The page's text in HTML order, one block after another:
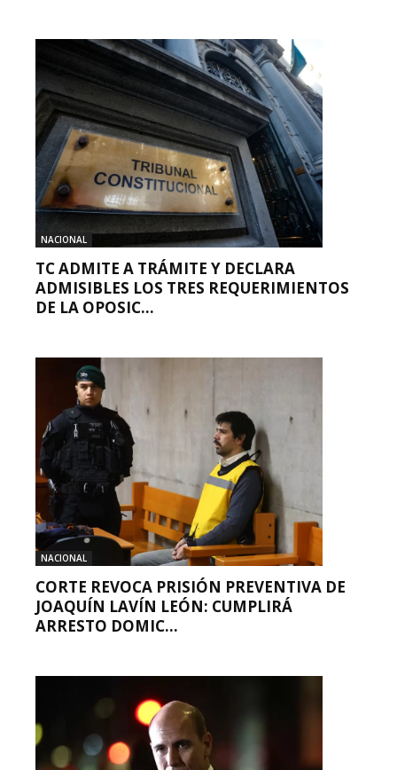
NACIONAL
TC ADMITE A TRÁMITE Y DECLARA
ADMISIBLES LOS TRES REQUERIMIENTOS
DE LA OPOSIC...
NACIONAL
CORTE REVOCA PRISIÓN PREVENTIVA DE
JOAQUÍN LAVÍN LEÓN: CUMPLIRÁ
ARRESTO DOMIC...